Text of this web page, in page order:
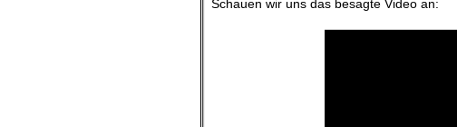
Schauen wir uns das besagte Video an: